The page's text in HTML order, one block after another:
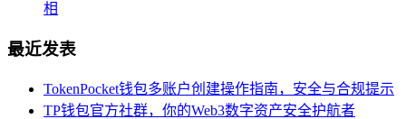
相
最近发表
TokenPocket钱包多账户创建操作指南，安全与合规提示
TP钱包官方社群，你的Web3数字资产安全护航者